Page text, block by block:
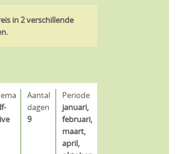
in 2 verschillende
Aantal
dagen
9
Periode
januari,
februari,
maart,
april,